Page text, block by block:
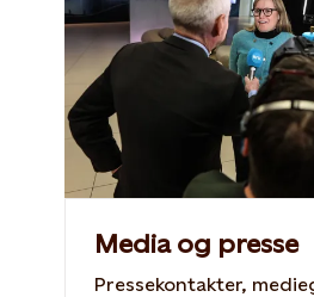
Media og presse
Pressekontakter,